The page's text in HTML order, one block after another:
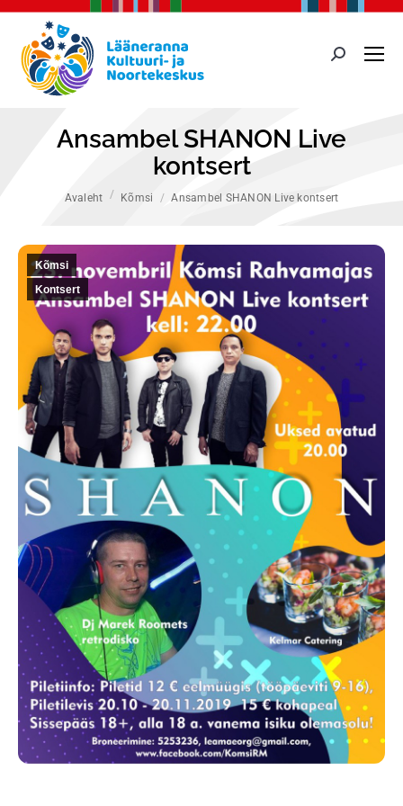
Search:
Ansambel SHANON Live
kontsert
You are here:
Avaleht Kõmsi Ansambel SHANON Live kontsert
Kõmsi
Kontsert